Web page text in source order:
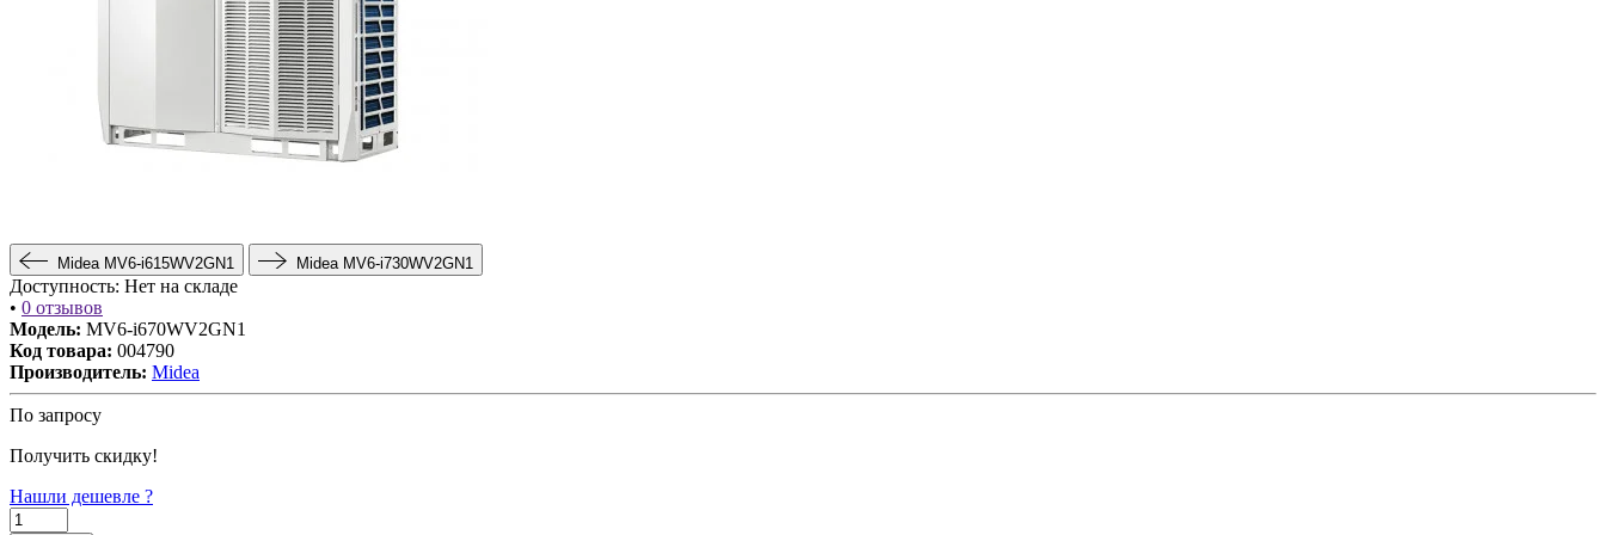
Midea MV6-i615WV2GN1 Midea MV6-i730WV2GN1
Доступность: Нет на складе
• 0 отзывов
Модель: MV6-i670WV2GN1
Код товара: 004790
Производитель: Midea
По запросу
Получить скидку!
Нашли дешевле ?